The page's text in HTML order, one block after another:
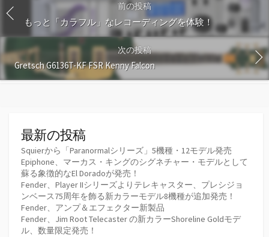
前の投稿
もっと「カラフル」なレコーディングを体験！
次の投稿
Gretsch G6136T-KF FSR Kenny Falcon
最新の投稿
Squierから「Paranormalシリーズ」5機種・12モデル発売
Epiphone、マーカス・キングのシグネチャー・モデルとして
蘇る象徴的なEl Doradoが発売！
Fender、Player IIシリーズよりテレキャスター、プレシジョ
ンベース75周年を飾る新カラーモデル8機種が追加発売！
Fender、アンプ＆エフェクター新製品
Fender、Jim Root Telecaster の新カラーShoreline Goldモデ
ル、数量限定発売！